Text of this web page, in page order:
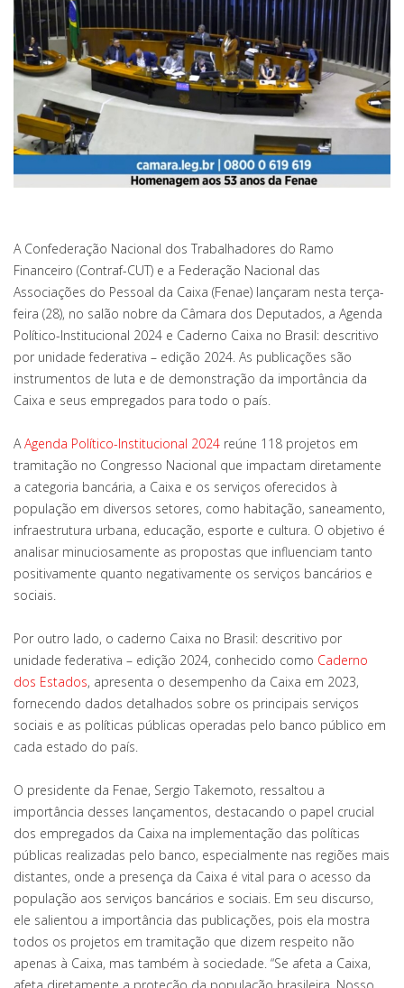
A Confederação Nacional dos Trabalhadores do Ramo
Financeiro (Contraf-CUT) e a Federação Nacional das
Associações do Pessoal da Caixa (Fenae) lançaram nesta terça-
feira (28), no salão nobre da Câmara dos Deputados, a Agenda
Político-Institucional 2024 e Caderno Caixa no Brasil: descritivo
por unidade federativa – edição 2024. As publicações são
instrumentos de luta e de demonstração da importância da
Caixa e seus empregados para todo o país.
AAgenda Político-Institucional 2024 reúne 118 projetos em
tramitação no Congresso Nacional que impactam diretamente
a categoria bancária, a Caixa e os serviços oferecidos à
população em diversos setores, como habitação, saneamento,
infraestrutura urbana, educação, esporte e cultura. O objetivo é
analisar minuciosamente as propostas que influenciam tanto
positivamente quanto negativamente os serviços bancários e
sociais.
Por outro lado, o caderno Caixa no Brasil: descritivo por
unidade federativa – edição 2024, conhecido como Caderno
dos Estados, apresenta o desempenho da Caixa em 2023,
fornecendo dados detalhados sobre os principais serviços
sociais e as políticas públicas operadas pelo banco público em
cada estado do país.
O presidente da Fenae, Sergio Takemoto, ressaltou a
importância desses lançamentos, destacando o papel crucial
dos empregados da Caixa na implementação das políticas
públicas realizadas pelo banco, especialmente nas regiões mais
distantes, onde a presença da Caixa é vital para o acesso da
população aos serviços bancários e sociais. Em seu discurso,
ele salientou a importância das publicações, pois ela mostra
todos os projetos em tramitação que dizem respeito não
apenas à Caixa, mas também à sociedade. “Se afeta a Caixa,